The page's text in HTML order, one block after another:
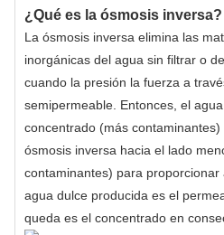
¿Qué es la ósmosis inversa?
La ósmosis inversa elimina las
inorgánicas del agua sin filtrar o
cuando la presión la fuerza a
semipermeable. Entonces, el
concentrado (más
ósmosis inversa hacia el lado
contaminantes) para proporcionar
agua dulce producida es el
queda es el concentrado en